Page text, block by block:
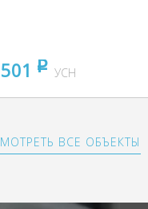
pуб
УСН
ВСЕ ОБЪЕКТЫ